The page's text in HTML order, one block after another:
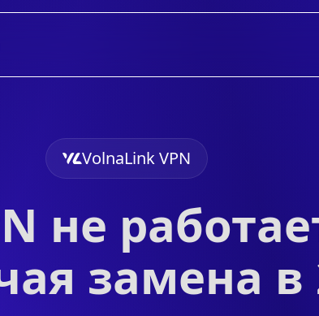
VolnaLink VPN
не
замена в